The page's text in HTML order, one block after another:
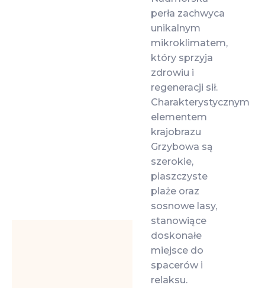
perła zachwyca
unikalnym
mikroklimatem,
który sprzyja
zdrowiu i
regeneracji sił.
Charakterystycznym
elementem
krajobrazu
Grzybowa są
szerokie,
piaszczyste
plaże oraz
sosnowe lasy,
stanowiące
doskonałe
miejsce do
spacerów i
relaksu.